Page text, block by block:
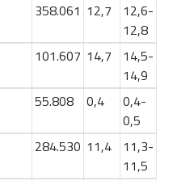
358.061 12,7
12,6-
12,8
101.607 14,7
14,5-
14,9
55.808 0,4
0,4-
0,5
284.530 11,4
11,3-
11,5